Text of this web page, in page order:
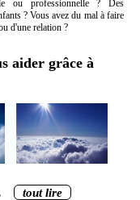
ou professionnelle ? Des
? Vous avez du mal à faire
d'une relation ?
aider grâce à
tout lire